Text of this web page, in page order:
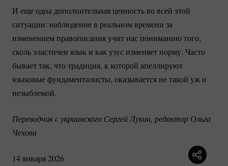
И еще одна дополнительная ценность во всей этой
ситуации: наблюдение в реальном времени за
изменением правописания учит нас пониманию того,
сколь эластичен язык и как узус изменяет норму. Часто
бывает так, что традиция, к которой апеллируют
языковые фундаменталисты, оказывается не такой уж и
незыблемой.
Переводчик с украинского Сергей Лукин, редактор Ольга
Чехова
14 января 2026